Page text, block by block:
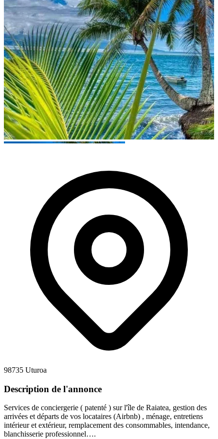
98735 Uturoa
Description de l'annonce
Services de conciergerie ( patenté ) sur l'île de Raiatea, gestion des
arrivées et départs de vos locataires (Airbnb) , ménage, entretiens
intérieur et extérieur, remplacement des consommables, intendance,
blanchisserie professionnel….